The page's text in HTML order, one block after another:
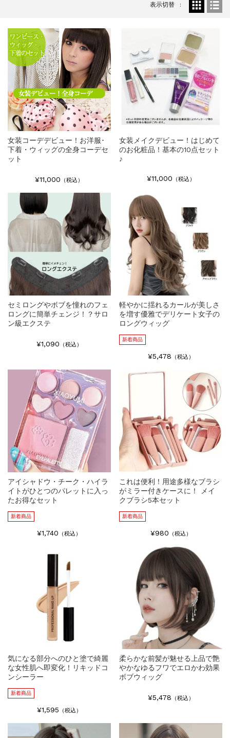
表示切替
女装コーデデビュー！お洋服･
下着・ウィッグの全身コーデセ
ット
¥11,000 （税込）
女装メイクデビュー！はじめて
のお化粧品！基本の10点セット
♪
¥11,000 （税込）
セミロングやボブを憧れのフェ
ロングに簡単チェンジ！？サロ
ン級エクステ
¥1,090 （税込）
軽やかに揺れるカールが美しさ
を増す優雅でデリケート女子の
ロングウィッグ
新着商品
¥5,478 （税込）
アイシャドウ・チーク・ハイラ
イトがひとつのパレットに入っ
たお得なセット
新着商品
¥1,740 （税込）
これは便利！用途多様なブラシ
がミラー付きケースに！ メイ
クブラシ5本セット
新着商品
¥980 （税込）
気になる部分へのひと塗で綺麗
な女性肌へ即変化！リキッドコ
ンシーラー
新着商品
¥1,595 （税込）
柔らかな前髪が魅せる上品で艶
やかなゆるフワでエロかわ効果
ボブウィッグ
¥5,478 （税込）